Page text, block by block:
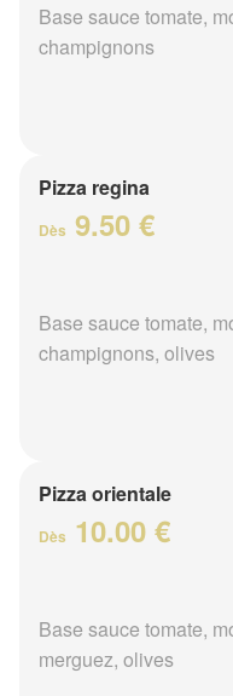
Base sauce tomate,
champignons
Pizza regina
Dès 9.50 €
Base sauce tomate,
champignons, olives
Pizza orientale
Dès 10.00 €
Base sauce tomate,
merguez, olives